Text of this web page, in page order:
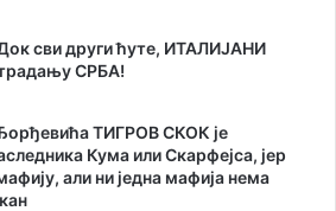
сви други ћуте, ИТАЛИЈАНИ
СРБА!
ТИГРОВ СКОК је
Кума или Скарфејса, јер
али ни једна мафија нема